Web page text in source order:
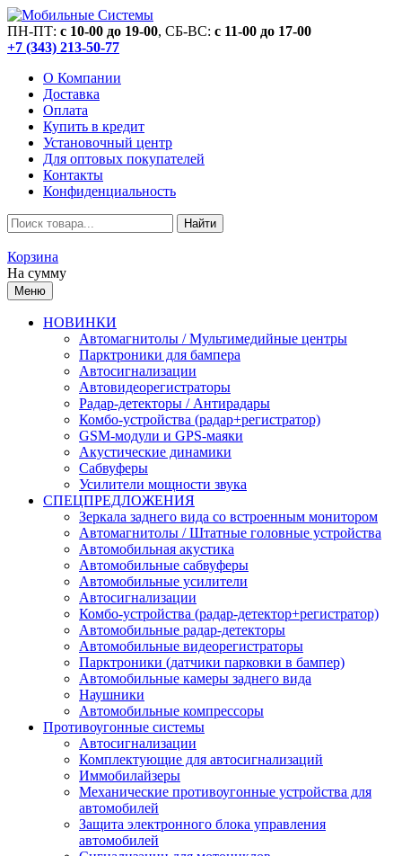
ПН-ПТ: c 10-00 до 19-00, СБ-ВС: c 11-00 до 17-00
+7 (343) 213-50-77
О Компании
Доставка
Оплата
Купить в кредит
Установочный центр
Для оптовых покупателей
Контакты
Конфиденциальность
Найти
Корзина
На сумму
Меню
НОВИНКИ
Автомагнитолы / Мультимедийные центры
Парктроники для бампера
Автосигнализации
Автовидеорегистраторы
Радар-детекторы / Антирадары
Комбо-устройства (радар+регистратор)
GSM-модули и GPS-маяки
Акустические динамики
Сабвуферы
Усилители мощности звука
СПЕЦПРЕДЛОЖЕНИЯ
Зеркала заднего вида со встроенным монитором
Автомагнитолы / Штатные головные устройства
Автомобильная акустика
Автомобильные сабвуферы
Автомобильные усилители
Автосигнализации
Комбо-устройства (радар-детектор+регистратор)
Автомобильные радар-детекторы
Автомобильные видеорегистраторы
Парктроники (датчики парковки в бампер)
Автомобильные камеры заднего вида
Наушники
Автомобильные компрессоры
Противоугонные системы
Автосигнализации
Комплектующие для автосигнализаций
Иммобилайзеры
Механические противоугонные устройства для
автомобилей
Защита электронного блока управления
автомобилей